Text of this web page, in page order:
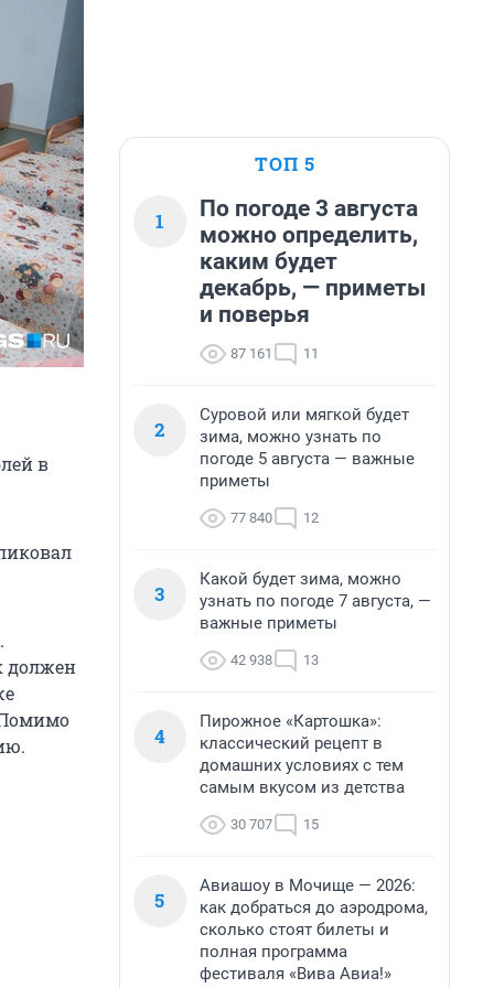
в
должен
ТОП 5
1
По погоде 3 августа
можно определить,
каким будет
декабрь, — приметы
и поверья
87 161 11
2
Суровой или мягкой будет
зима, можно узнать по
погоде 5 августа — важные
приметы
77 840 12
3
Какой будет зима, можно
узнать по погоде 7 августа, —
важные приметы
42 938 13
4
Пирожное «Картошка»:
классический рецепт в
домашних условиях с тем
самым вкусом из детства
30 707 15
5
Авиашоу в Мочище — 2026:
как добраться до аэродрома,
сколько стоят билеты и
полная программа
фестиваля «Вива Авиа!»